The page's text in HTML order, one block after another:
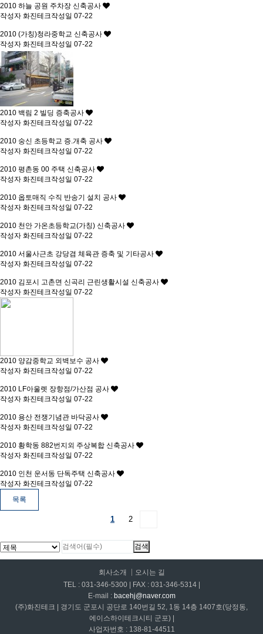
2010 하늘 공원 주차장 신축공사
작성자 화진테크작성일 07-22
2010 (가칭)청라중학교 신축공사
작성자 화진테크작성일 07-22
2010 백림 2 빌딩 증축공사
작성자 화진테크작성일 07-22
2010 숭신 초등학교 증.개축 공사
작성자 화진테크작성일 07-22
2010 평촌동 00 주택 신축공사
작성자 화진테크작성일 07-22
2010 옵토매직 수직 반송기 설치 공사
작성자 화진테크작성일 07-22
2010 천안 가온초등학교(가칭) 신축공사
작성자 화진테크작성일 07-22
2010 서울사근초 강당겸 체육관 증축 및 기타공사
작성자 화진테크작성일 07-22
2010 김포시 고촌면 신곡리 근린생활시설 신축공사
작성자 화진테크작성일 07-22
2010 양감중학교 외벽보수 공사
작성자 화진테크작성일 07-22
2010 LF아울렛 장항점/가산점 공사
작성자 화진테크작성일 07-22
2010 용산 전쟁기념관 바닥공사
작성자 화진테크작성일 07-22
2010 황학동 882번지외 주상복합 신축공사
작성자 화진테크작성일 07-22
2010 인천 운서동 단독주택 신축공사
작성자 화진테크작성일 07-22
목록
1 2
회사소개
오시는 길
TEL : 031-346-5300 | FAX : 031-346-5314 |
E-mail : bacehj@naver.com
(주)화진테크 | 경기도 군포시 공단로 140번길 52, 1동 14층 1407호(당정동,
에이스하이테크시티 군포) |
사업자번호 : 138-81-44511